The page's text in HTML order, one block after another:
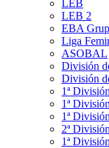
LEB
LEB 2
EBA
Liga
ASOBAL
División
División
1ª
1ª
1ª División
2ª División
1ª